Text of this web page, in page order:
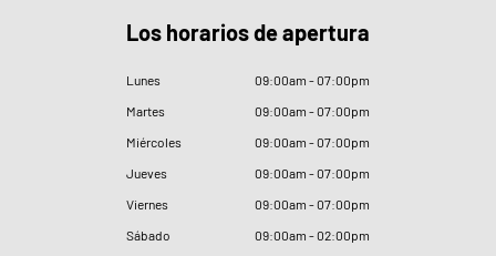
Los horarios de apertura
Lunes 09:00am - 07:00pm
Martes
09:00am - 07:00pm
Miércoles
09:00am - 07:00pm
Jueves
09:00am - 07:00pm
Viernes
09:00am - 07:00pm
Sábado
09:00am - 02:00pm